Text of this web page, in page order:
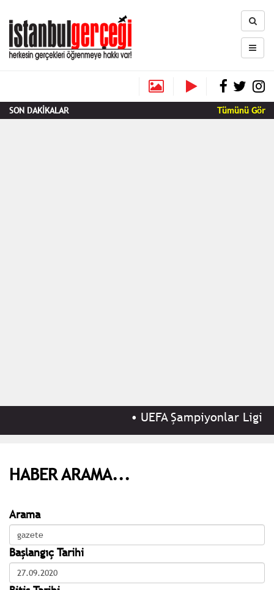
SON DAKİKALAR Tümünü Gör
UEFA Şampiyonlar Ligi
HABER ARAMA...
Arama
Başlangıç Tarihi